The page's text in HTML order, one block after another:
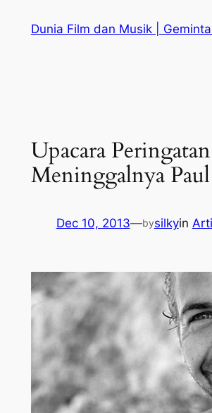
Dunia Film dan Musik |
Upacara Peringatan
Meninggalnya
Dec 10, 2013—bysilkyin